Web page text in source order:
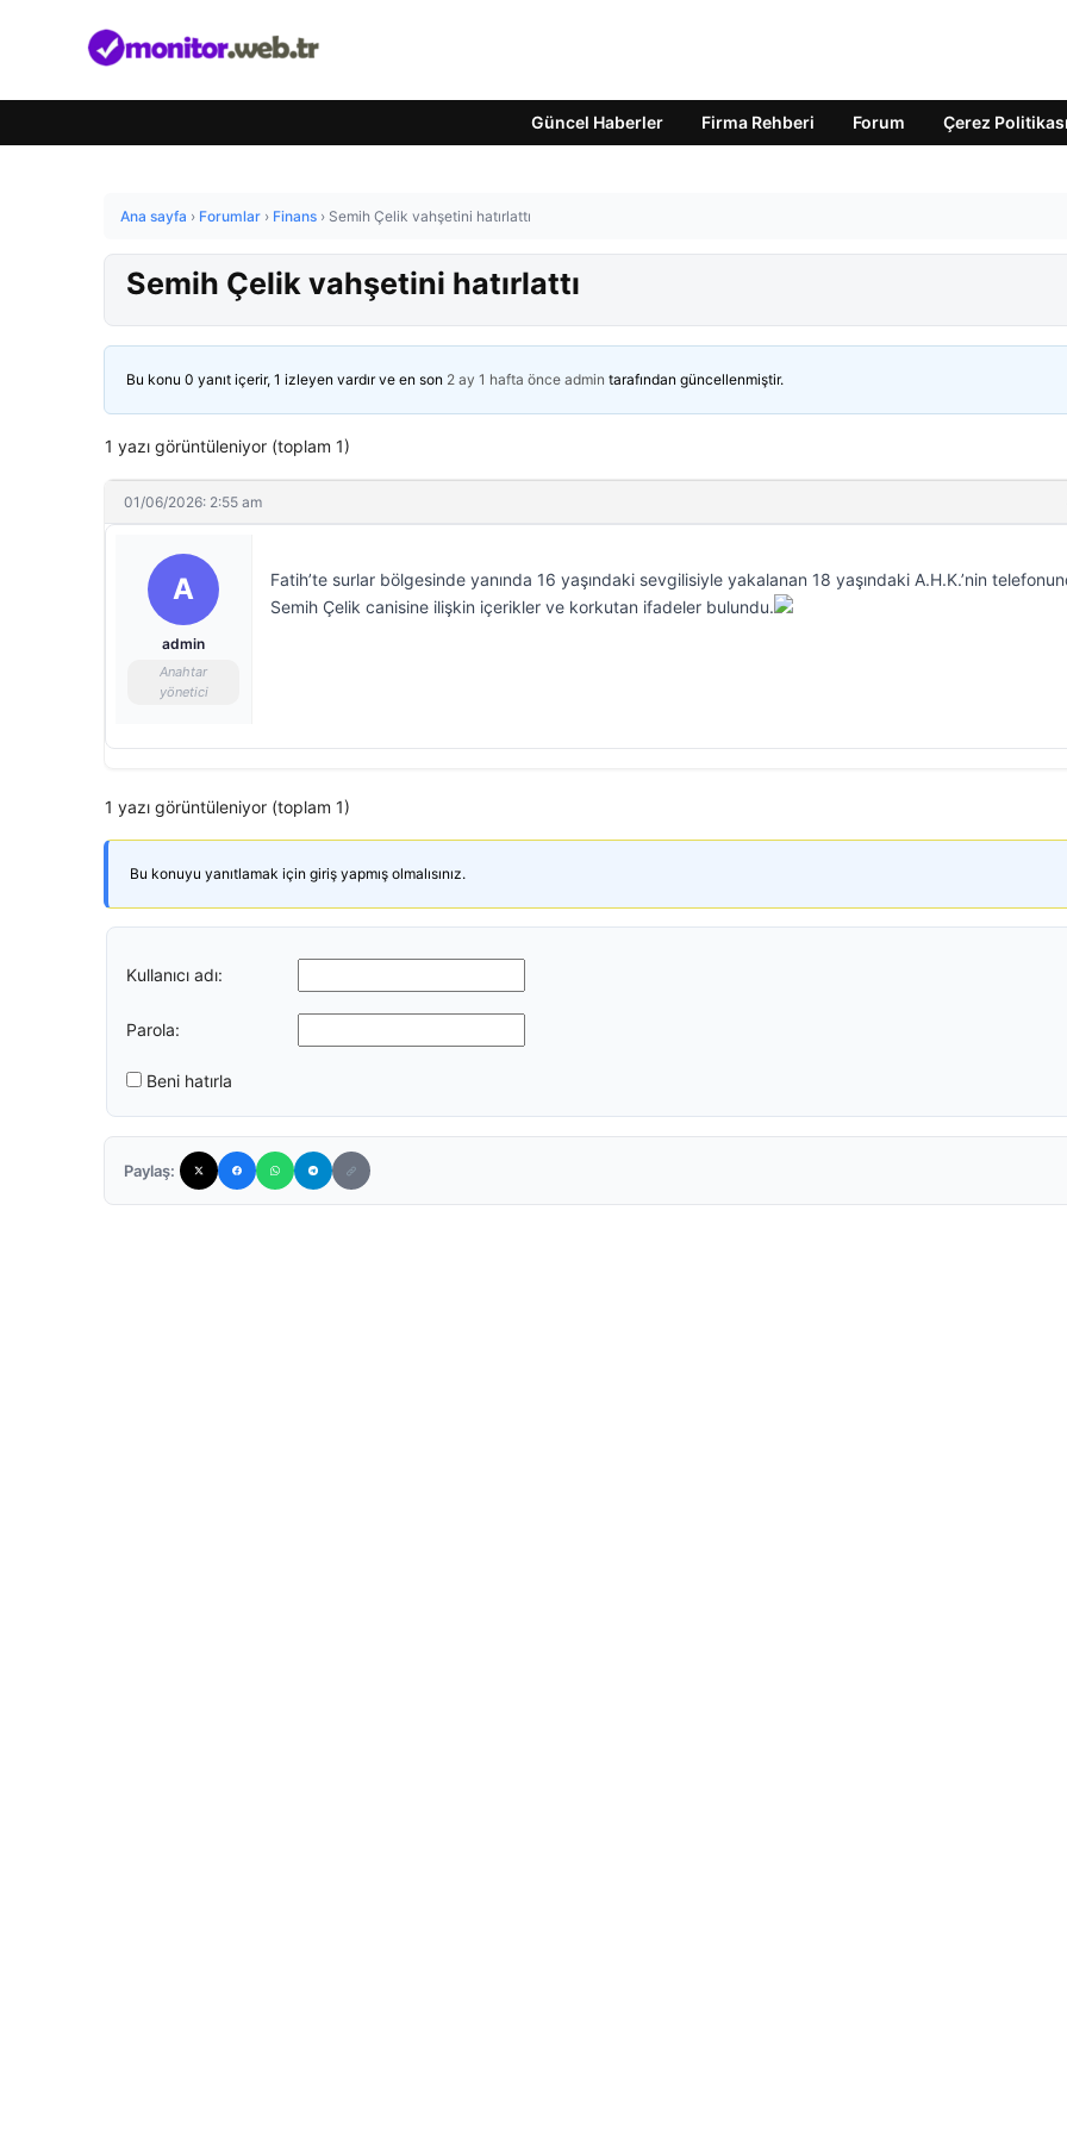
Güncel Haberler Firma Rehberi Forum Çerez Politikası
Ana sayfa › Forumlar › Finans › Semih Çelik vahşetini hatırlattı
Semih Çelik vahşetini hatırlattı
Bu konu 0 yanıt içerir, 1 izleyen vardır ve en son 2 ay 1 hafta önce admin tarafından güncellenmiştir.
1 yazı görüntüleniyor (toplam 1)
01/06/2026: 2:55 am
A
admin
Anahtar
yönetici
Fatih’te surlar bölgesinde yanında 16 yaşındaki sevgilisiyle yakalanan 18 yaşındaki A.H.K.’nin
Semih Çelik canisine ilişkin içerikler ve korkutan ifadeler bulundu.
1 yazı görüntüleniyor (toplam 1)
Bu konuyu yanıtlamak için giriş yapmış olmalısınız.
Kullanıcı adı:
Parola:
Beni hatırla
Paylaş: